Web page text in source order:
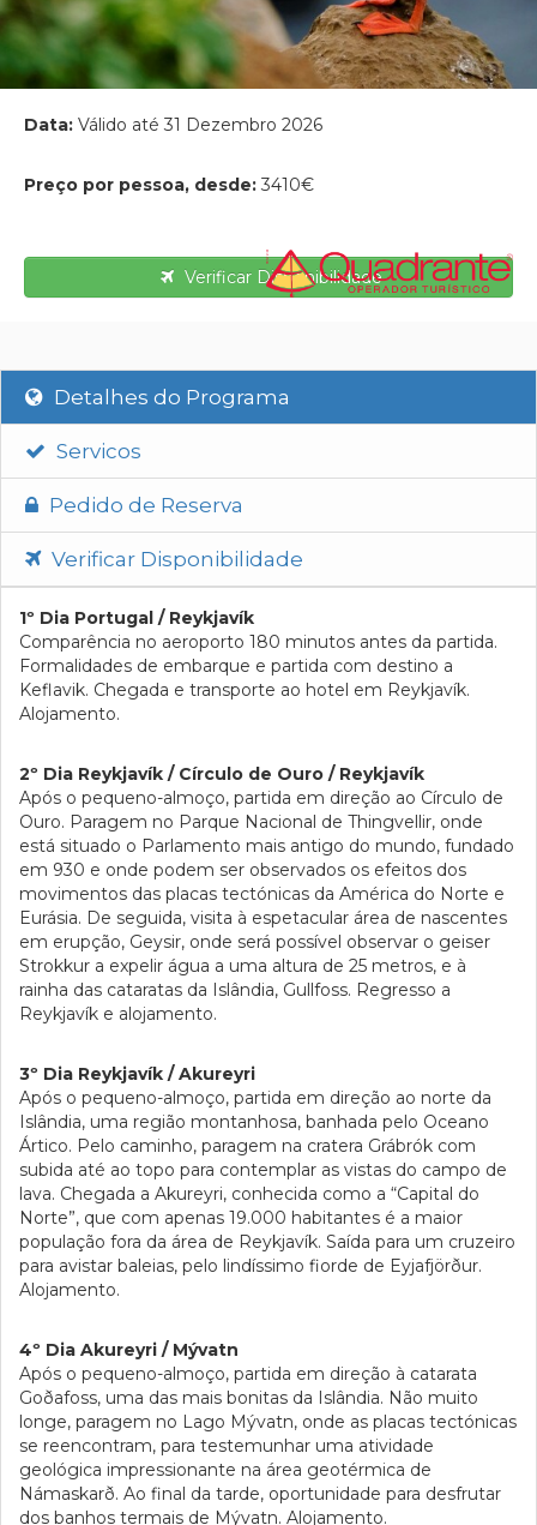
Data: Válido até 31 Dezembro 2026
Preço por pessoa, desde: 3410€
Verificar Disponibilidade
Detalhes do Programa
Servicos
Pedido de Reserva
Verificar Disponibilidade
1º Dia Portugal / Reykjavík
Comparência no aeroporto 180 minutos antes da partida.
Formalidades de embarque e partida com destino a
Keflavik. Chegada e transporte ao hotel em Reykjavík.
Alojamento.
2º Dia Reykjavík / Círculo de Ouro / Reykjavík
Após o pequeno-almoço, partida em direção ao Círculo de
Ouro. Paragem no Parque Nacional de Thingvellir, onde
está situado o Parlamento mais antigo do mundo, fundado
em 930 e onde podem ser observados os efeitos dos
movimentos das placas tectónicas da América do Norte e
Eurásia. De seguida, visita à espetacular área de nascentes
em erupção, Geysir, onde será possível observar o geiser
Strokkur a expelir água a uma altura de 25 metros, e à
rainha das cataratas da Islândia, Gullfoss. Regresso a
Reykjavík e alojamento.
3º Dia Reykjavík / Akureyri
Após o pequeno-almoço, partida em direção ao norte da
Islândia, uma região montanhosa, banhada pelo Oceano
Ártico. Pelo caminho, paragem na cratera Grábrók com
subida até ao topo para contemplar as vistas do campo de
lava. Chegada a Akureyri, conhecida como a “Capital do
Norte”, que com apenas 19.000 habitantes é a maior
população fora da área de Reykjavík. Saída para um cruzeiro
para avistar baleias, pelo lindíssimo fiorde de Eyjafjörður.
Alojamento.
4º Dia Akureyri / Mývatn
Após o pequeno-almoço, partida em direção à catarata
Goðafoss, uma das mais bonitas da Islândia. Não muito
longe, paragem no Lago Mývatn, onde as placas tectónicas
se reencontram, para testemunhar uma atividade
geológica impressionante na área geotérmica de
Námaskarð. Ao final da tarde, oportunidade para desfrutar
dos banhos termais de Mývatn. Alojamento.